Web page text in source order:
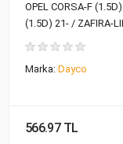
OPEL CORSA-F
(1.5D) 21- / ZAFIRA-
Marka: Dayco
566.97 TL